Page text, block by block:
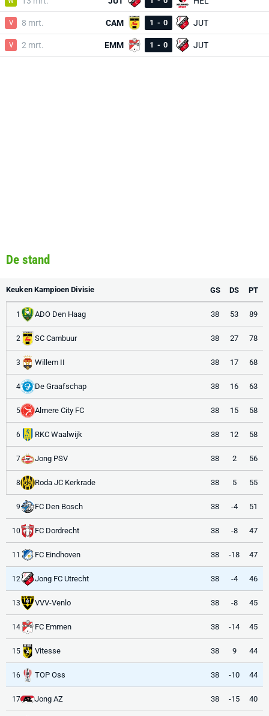
V 8 mrt. CAM 1 - 0 JUT
V 2 mrt. EMM 1 - 0 JUT
De stand
Keuken Kampioen Divisie GS DS PT
1 ADO Den Haag 38 53 89
2 SC Cambuur 38 27 78
3 Willem II 38 17 68
4 De Graafschap 38 16 63
5 Almere City FC 38 15 58
6 RKC Waalwijk 38 12 58
7 Jong PSV 38 2 56
8 Roda JC Kerkrade 38 5 55
9 FC Den Bosch 38 -4 51
10 FC Dordrecht 38 -8 47
11 FC Eindhoven 38 -18 47
12 Jong FC Utrecht 38 -4 46
13 VVV-Venlo 38 -8 45
14 FC Emmen 38 -14 45
15 Vitesse 38 9 44
16 TOP Oss 38 -10 44
17 Jong AZ 38 -15 40